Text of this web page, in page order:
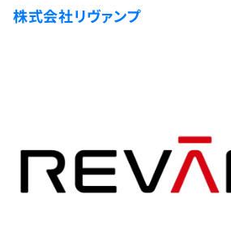
新卒エージェント
4択課題
個人向けプラン
株式会社リヴァンプ